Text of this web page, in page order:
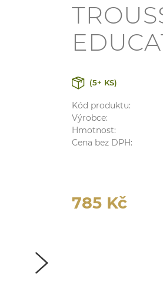
(5+ KS)
Kód produktu:
Výrobce:
Hmotnost:
Cena bez DPH:
785 Kč